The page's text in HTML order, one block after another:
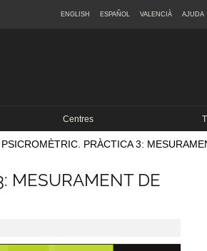
ENGLISH ESPAÑOL VALENCIÀ AJUDA
Centres
PRÀCTICA 3:
MESURAMENT DE